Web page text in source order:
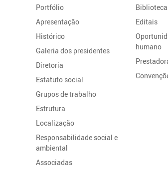
Site
Portfólio
Apresentação
Histórico
Galeria dos presidentes
Diretoria
Estatuto social
Grupos de trabalho
Estrutura
Localização
Responsabilidade social e
ambiental
Associadas
Biblioteca
Editais
humano